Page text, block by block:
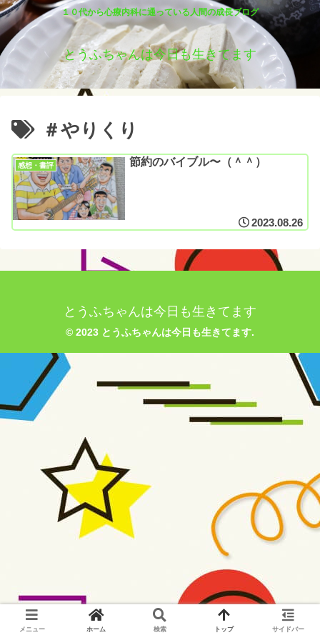
１０代から心療内科に通っている人間の成長ブログ
とうふちゃんは今日も生きてます
＃やりくり
感想・書評 節約のバイブル〜（＾＾）
2023.08.26
とうふちゃんは今日も生きてます
© 2023 とうふちゃんは今日も生きてます.
メニュー ホーム 検索 トップ サイドバー